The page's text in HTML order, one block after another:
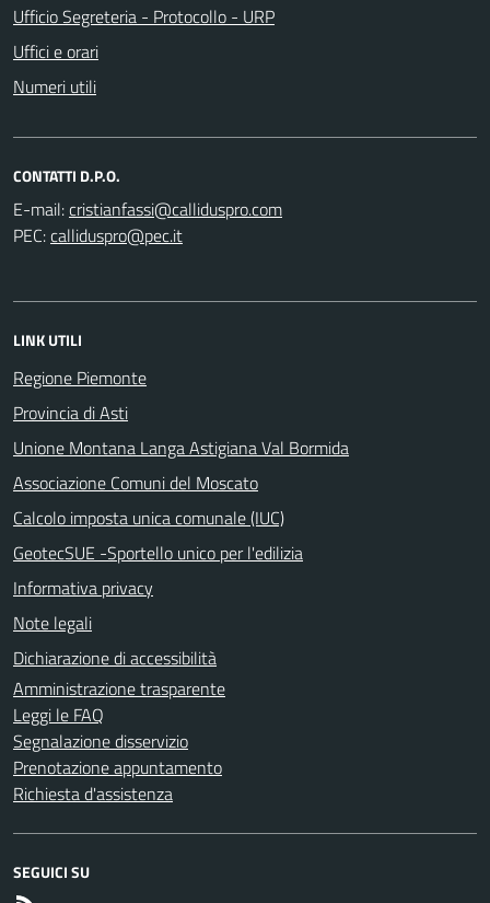
Ufficio Segreteria - Protocollo - URP
Uffici e orari
Numeri utili
CONTATTI D.P.O.
E-mail:
PEC:
LINK UTILI
Regione Piemonte
Provincia di Asti
Unione Montana Langa Astigiana Val Bormida
Associazione Comuni del Moscato
Calcolo imposta unica comunale (IUC)
GeotecSUE -Sportello unico per l'edilizia
Informativa privacy
Note legali
Dichiarazione di accessibilità
Amministrazione trasparente
Leggi le FAQ
Segnalazione disservizio
Prenotazione appuntamento
Richiesta d'assistenza
SEGUICI SU